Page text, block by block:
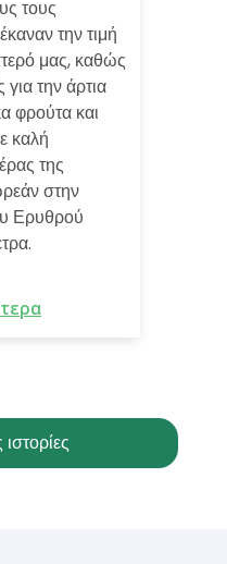
τους
την τιμή
μας, καθώς
την άρτια
φρούτα και
καλή
της
στην
Ερυθρού